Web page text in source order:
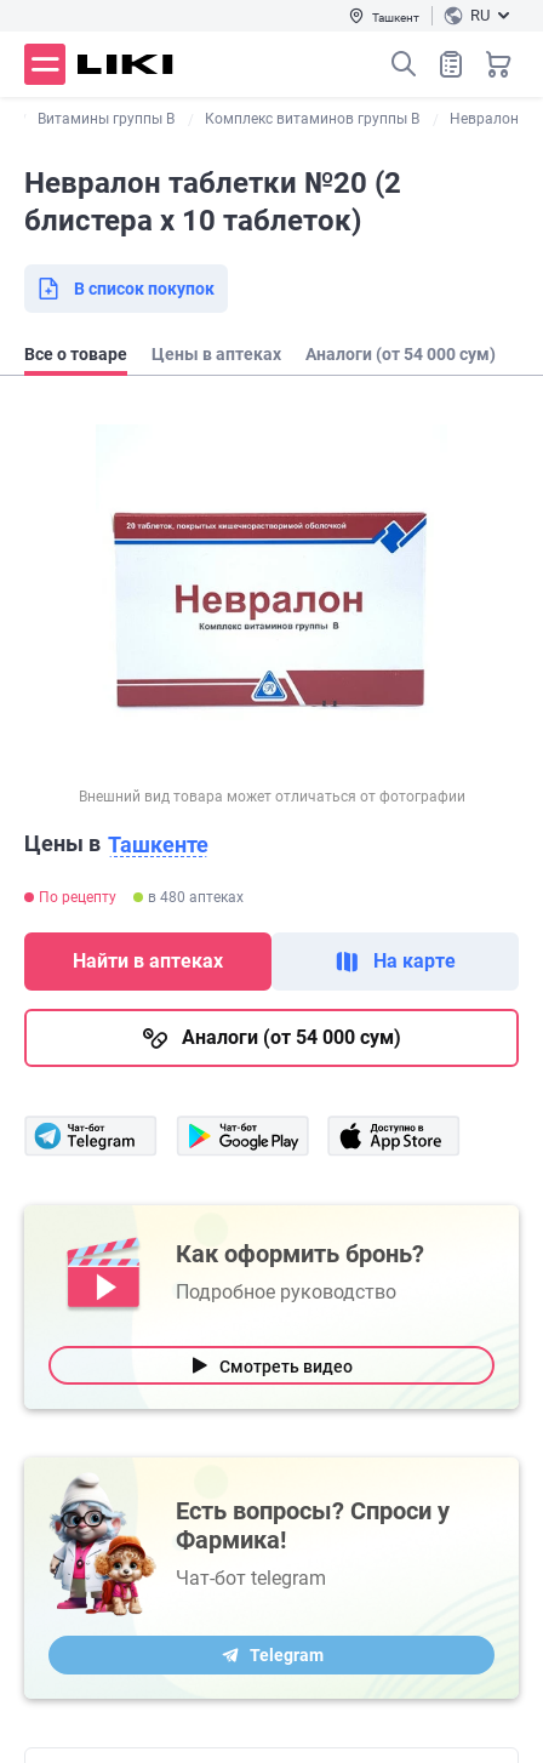
Ташкент RU
Витамины группы В Комплекс витаминов группы B Невралон
Невралон таблетки №20 (2
блистера х 10 таблеток)
В список покупок
Все о товаре Цены в аптеках Аналоги (от 54 000 сум)
Внешний вид товара может отличаться от фотографии
Цены в Ташкенте
По рецепту в 480 аптеках
Найти в аптеках На карте
Аналоги (от 54 000 сум)
Как оформить бронь?
Подробное руководство
Смотреть видео
Есть вопросы? Спроси у
Фармика!
Чат-бот telegram
Telegram